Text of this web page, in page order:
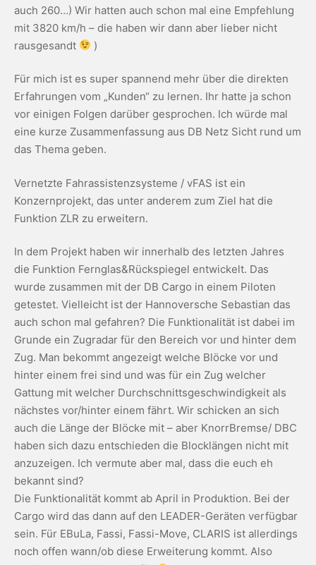
auch 260…) Wir hatten auch schon mal eine Empfehlung
mit 3820 km/h – die haben wir dann aber lieber nicht
rausgesandt
)
Für mich ist es super spannend mehr über die direkten
Erfahrungen vom „Kunden“ zu lernen. Ihr hatte ja schon
vor einigen Folgen darüber gesprochen. Ich würde mal
eine kurze Zusammenfassung aus DB Netz Sicht rund um
das Thema geben.
Vernetzte Fahrassistenzsysteme / vFAS ist ein
Konzernprojekt, das unter anderem zum Ziel hat die
Funktion ZLR zu erweitern.
In dem Projekt haben wir innerhalb des letzten Jahres
die Funktion Fernglas&Rückspiegel entwickelt. Das
wurde zusammen mit der DB Cargo in einem Piloten
getestet. Vielleicht ist der Hannoversche Sebastian das
auch schon mal gefahren? Die Funktionalität ist dabei im
Grunde ein Zugradar für den Bereich vor und hinter dem
Zug. Man bekommt angezeigt welche Blöcke vor und
hinter einem frei sind und was für ein Zug welcher
Gattung mit welcher Durchschnittsgeschwindigkeit als
nächstes vor/hinter einem fährt. Wir schicken an sich
auch die Länge der Blöcke mit – aber KnorrBremse/ DBC
haben sich dazu entschieden die Blocklängen nicht mit
anzuzeigen. Ich vermute aber mal, dass die euch eh
bekannt sind?
Die Funktionalität kommt ab April in Produktion. Bei der
Cargo wird das dann auf den LEADER-Geräten verfügbar
sein. Für EBuLa, Fassi, Fassi-Move, CLARIS ist allerdings
noch offen wann/ob diese Erweiterung kommt. Also